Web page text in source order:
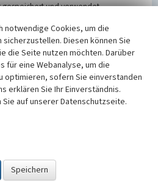
gespeichert und verwendet.
entsprechend der Vorschriften des
NRW und der seit
Datenschutzgrundverordnung
beachten Sie bitte unsere
Sie unten das Rechenergebnis aus der
notwendige Cookies, um die
Diesen können Sie
die Seite nutzen möchten. Darüber
für eine Webanalyse, um die
optimieren, sofern Sie einverstanden
erklären Sie Ihr Einverständnis.
auf unserer Datenschutzseite.